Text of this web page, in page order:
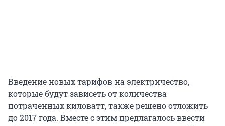
Введение новых тарифов на электричество,
которые будут зависеть от количества
потраченных киловатт, также решено отложить
до 2017 года. Вместе с этим предлагалось ввести